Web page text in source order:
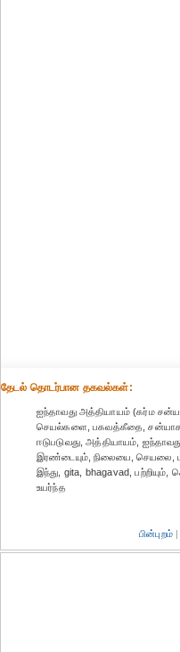
தேட‌ல் தொட‌ர்பான தகவ‌ல்க‌ள்:
ஐந்தாவது அத்தியாயம் (கர்ம
செயல்களை, பகவத்கீதை, சன்யாச,
ஈடுபடுவது, அத்தியாயம்,
இரண்டையும், நிலையை,
இந்து, gita, bhagavad,
உயர்ந்த
பின்புறம் |